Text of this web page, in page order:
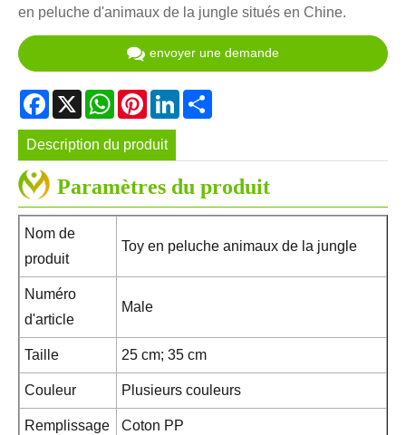
en peluche d'animaux de la jungle situés en Chine.
envoyer une demande
Facebook
X WhatsApp
PinterestLinkedIn
Description du produit
Paramètres du produit
Nom de
produit
Toy en peluche animaux de la jungle
Numéro
d'article
Male
Taille 25 cm; 35 cm
Couleur Plusieurs couleurs
Remplissage Coton PP